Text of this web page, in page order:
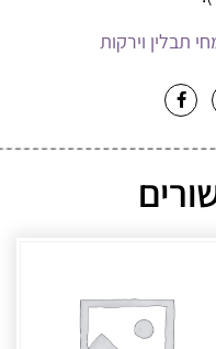
תבלין וירקות